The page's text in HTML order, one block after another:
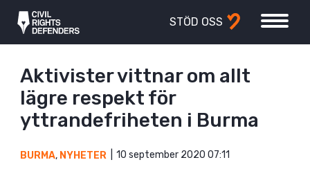
STÖD OSS
Aktivister vittnar om allt
lägre respekt för
yttrandefriheten i Burma
BURMA, NYHETER 10 september 2020 07:11